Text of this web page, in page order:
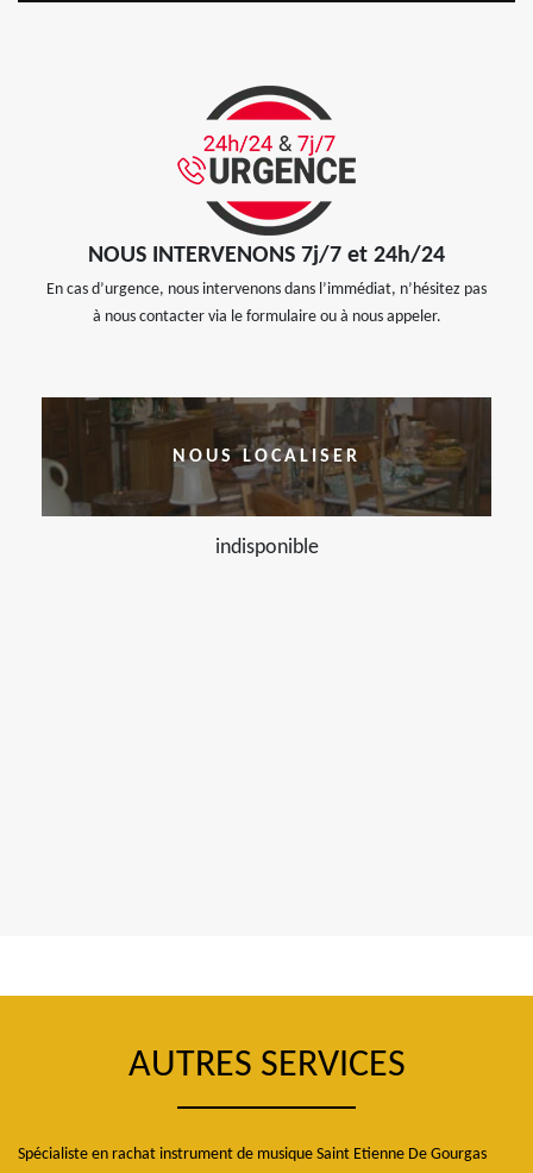
NOUS INTERVENONS 7j/7 et 24h/24
En cas d’urgence, nous intervenons dans l’immédiat, n’hésitez pas
à nous contacter via le formulaire ou à nous appeler.
NOUS LOCALISER
indisponible
AUTRES SERVICES
Spécialiste en rachat instrument de musique Saint Etienne De Gourgas